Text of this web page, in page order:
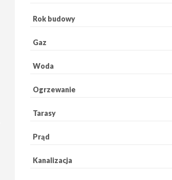
Rok budowy
Gaz
Woda
Ogrzewanie
Tarasy
Prąd
Kanalizacja